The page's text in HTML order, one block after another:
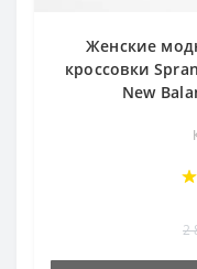
Женские
кроссовки
New
2